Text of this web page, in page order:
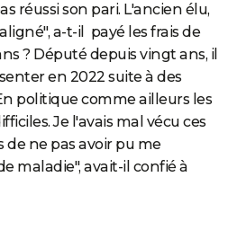
réussi son pari. L'ancien élu,
a-t-il payé les frais de
? Député depuis vingt ans, il
en 2022 suite à des
politique comme ailleurs les
Je l'avais mal vécu ces
ne pas avoir pu me
maladie", avait-il confié à